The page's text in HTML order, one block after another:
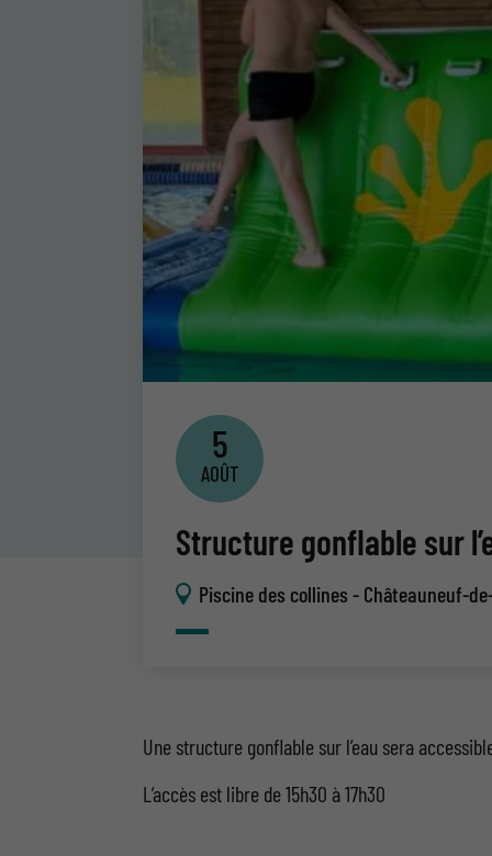
5
AOÛT
Structure gonflable sur
Piscine des collines - Châteauneuf-
Une structure gonflable sur l’eau sera
L’accès est libre de 15h30 à 17h30